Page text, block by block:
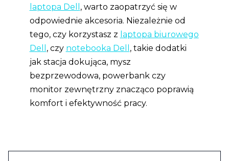
laptopa Dell , warto zaopatrzyć się w
odpowiednie akcesoria. Niezależnie od
tego, czy korzystasz z laptopa biurowego
Dell , czy notebooka Dell , takie dodatki
jak stacja dokująca, mysz
bezprzewodowa, powerbank czy
monitor zewnętrzny znacząco poprawią
komfort i efektywność pracy.